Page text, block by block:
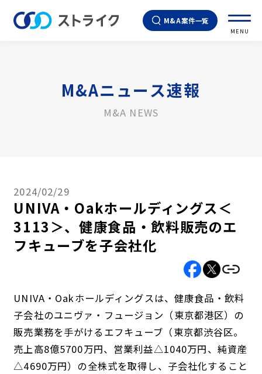
M&A案件一覧
MENU
M&Aニュース速報
M&A NEWS
2024/02/29
UNIVA・Oakホールディングス＜
3113＞、健康食品・飲料販売のエ
フキューブを子会社化
UNIVA・Oakホールディングスは、健康食品・飲料
子会社のユニヴァ・フュージョン（東京都港区）の
販売業務を手がけるエフキューブ（東京都渋谷区。
売上高8億5700万円、営業利益△1040万円、純資産
△4690万円）の全株式を取得し、子会社化すること